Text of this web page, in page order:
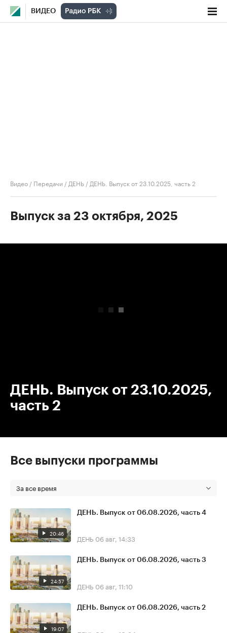
ВИДЕО
Видео / Передачи / ДЕНЬ / ДЕНЬ. Выпуск от 23.10.2025, часть 2
Выпуск за 23 октября, 2025
ДЕНЬ. Выпуск от 23.10.2025,
часть 2
Все выпуски программы
За все время
20:46
ДЕНЬ. Выпуск от 06.08.2026, часть 4
ДЕНЬ 06 авг, 14:33
24:57
ДЕНЬ. Выпуск от 06.08.2026, часть 3
ДЕНЬ 06 авг, 11:10
19:07
ДЕНЬ. Выпуск от 06.08.2026, часть 2